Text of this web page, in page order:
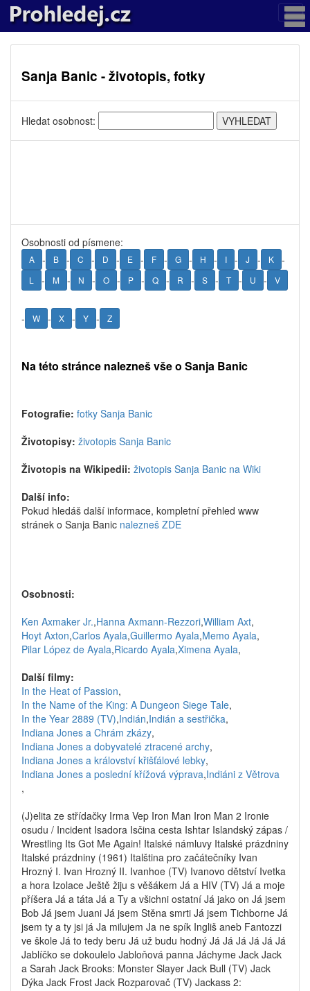
Sanja Banic - životopis, fotky
Hledat osobnost:
Osobnosti od písmene:
A - B - C - D - E - F - G - H - I - J - K -
L - M - N - O - P - Q - R - S - T - U - V
- W - X - Y - Z
Na této stránce nalezneš vše o Sanja Banic
Fotografie: fotky Sanja Banic
Životopisy: životopis Sanja Banic
Životopis na Wikipedii: životopis Sanja Banic na Wiki
Další info:
Pokud hledáš další informace, kompletní přehled www
stránek o Sanja Banic nalezneš ZDE
Osobnosti:
Ken Axmaker Jr.,Hanna Axmann-Rezzori,William Axt,
Hoyt Axton,Carlos Ayala,Guillermo Ayala,Memo Ayala,
Pilar López de Ayala,Ricardo Ayala,Ximena Ayala,
Další filmy:
In the Heat of Passion,
In the Name of the King: A Dungeon Siege Tale,
In the Year 2889 (TV),Indián,Indián a sestřička,
Indiana Jones a Chrám zkázy,
Indiana Jones a dobyvatelé ztracené archy,
Indiana Jones a království křišťálové lebky,
Indiana Jones a poslední křížová výprava,Indiáni z Větrova
,
(J)elita ze střídačky Irma Vep Iron Man Iron Man 2 Ironie
osudu / Incident Isadora Isčina cesta Ishtar Islandský zápas /
Wrestling Its Got Me Again! Italské námluvy Italské prázdniny
Italské prázdniny (1961) Italština pro začátečníky Ivan
Hrozný I. Ivan Hrozný II. Ivanhoe (TV) Ivanovo dětství Ivetka
a hora Izolace Ještě žiju s věšákem Já a HIV (TV) Já a moje
příšera Já a táta Já a Ty a všichni ostatní Já jako on Já jsem
Bob Já jsem Juani Já jsem Stěna smrti Já jsem Tichborne Já
jsem ty a ty jsi já Ja milujem Ja ne spík Ingliš aneb Fantozzi
ve škole Já to tedy beru Já už budu hodný Já Já Já Já Já Já
Jablíčko se dokoulelo Jabloňová panna Jáchyme Jack Jack
a Sarah Jack Brooks: Monster Slayer Jack Bull (TV) Jack
Dýka Jack Frost Jack Rozparovač (TV) Jackass 2: